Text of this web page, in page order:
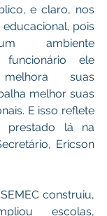
e claro, nos
pois
ambiente
funcionário ele
suas
melhor suas
E isso reflete
lá na
Ericson
escolas,